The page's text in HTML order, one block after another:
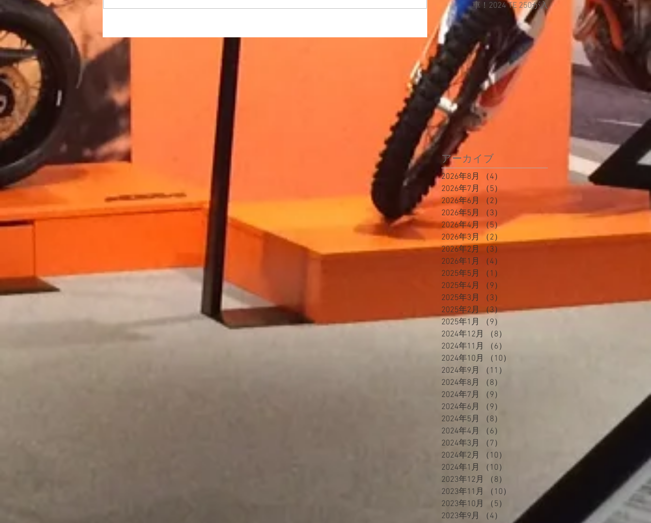
車！2024 TE 250が入
荷しました！
アーカイブ
2026年8月 （4）
2026年7月
（5）
2026年6月
（2）
2026年5月
（3）
3件の記事
2026年4月
（5）5件の記事
2026年3月 （2）
2件の記事
2026年2月
（3）
2026年1月
（4）
2025年5月
（1）
2025年4月
（9）
2025年3月
（3）
2025年2月 （3）3件の記事
2025年1月
（9）
2024年12月
（8）
2024年11月
（6）
2024年10月
（10）
2024年9月
（11）
2024年8月
（8）
2024年7月
（9）
2024年6月
（9）
2024年5月
（8）
2024年4月
（6）
2024年3月
（7）
2024年2月
（10）
2024年1月
（10）
2023年12月
（8）
2023年11月
（10）
10件の記事
2023年10月
（5）
5件の記事
2023年9月
（4）
4件の記事